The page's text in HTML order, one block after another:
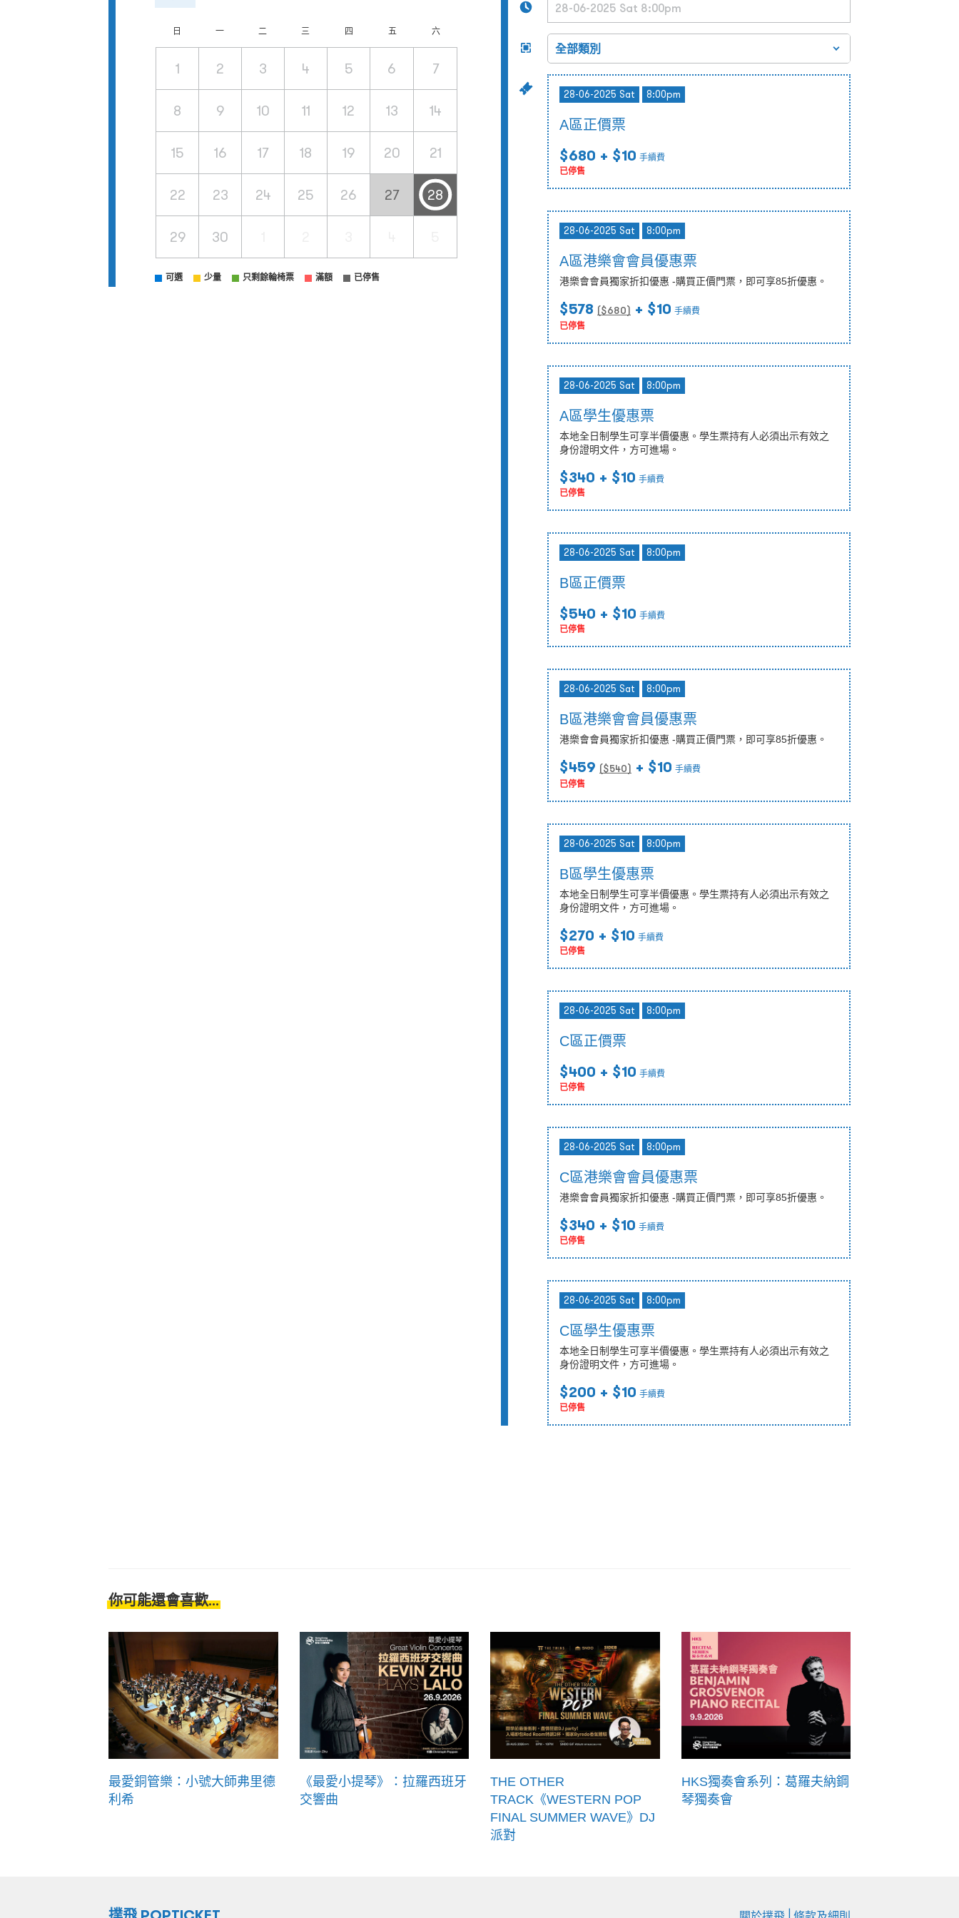
日 一 二 三 四 五 六
1 2 3 4 5 6 7
8 9 10 11 12 13 14
15 16 17 18 19 20 21
22 23 24 25 26 27 28
29 30
可選 少量 只剩餘輪椅票 滿額 已停售
28-06-2025 Sat 8:00pm
A區正價票
$680 + $10 手續費
已停售
28-06-2025 Sat 8:00pm
A區港樂會會員優惠票
港樂會會員獨家折扣優惠 -購買正價門票，即可享85折優惠。
$578 ($680) + $10 手續費
已停售
28-06-2025 Sat 8:00pm
A區學生優惠票
本地全日制學生可享半價優惠。學生票持有人必須出示有效之
身份證明文件，方可進場。
$340 + $10 手續費
已停售
28-06-2025 Sat 8:00pm
B區正價票
$540 + $10 手續費
已停售
28-06-2025 Sat 8:00pm
B區港樂會會員優惠票
港樂會會員獨家折扣優惠 -購買正價門票，即可享85折優惠。
$459 ($540) + $10 手續費
已停售
28-06-2025 Sat 8:00pm
B區學生優惠票
本地全日制學生可享半價優惠。學生票持有人必須出示有效之
身份證明文件，方可進場。
$270 + $10 手續費
已停售
28-06-2025 Sat 8:00pm
C區正價票
$400 + $10 手續費
已停售
28-06-2025 Sat 8:00pm
C區港樂會會員優惠票
港樂會會員獨家折扣優惠 -購買正價門票，即可享85折優惠。
$340 + $10 手續費
已停售
28-06-2025 Sat 8:00pm
C區學生優惠票
本地全日制學生可享半價優惠。學生票持有人必須出示有效之
身份證明文件，方可進場。
$200 + $10 手續費
已停售
你可能還會喜歡...
最愛銅管樂：小號大師弗里德
利希
《最愛小提琴》：拉羅西班牙
交響曲
THE OTHER
TRACK《WESTERN POP
FINAL SUMMER WAVE》DJ
派對
HKS獨奏會系列：葛羅夫納鋼
琴獨奏會